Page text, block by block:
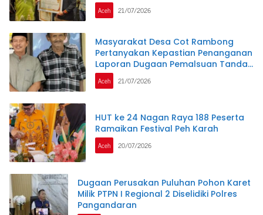
Aceh 21/07/2026
Masyarakat Desa Cot Rambong
Pertanyakan Kepastian Penanganan
Laporan Dugaan Pemalsuan Tanda
Tangan di Polres Nagan Raya
Aceh 21/07/2026
HUT ke 24 Nagan Raya 188 Peserta
Ramaikan Festival Peh Karah
Aceh 20/07/2026
Dugaan Perusakan Puluhan Pohon Karet
Milik PTPN I Regional 2 Diselidiki Polres
Pangandaran